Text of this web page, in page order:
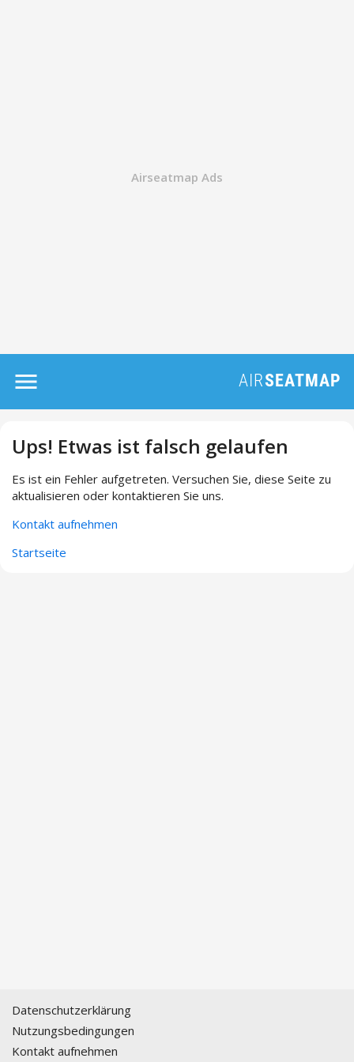
Ups! Etwas ist falsch gelaufen
Es ist ein Fehler aufgetreten. Versuchen Sie, diese Seite zu
aktualisieren oder kontaktieren Sie uns.
Kontakt aufnehmen
Startseite
Datenschutzerklärung
Nutzungsbedingungen
Kontakt aufnehmen